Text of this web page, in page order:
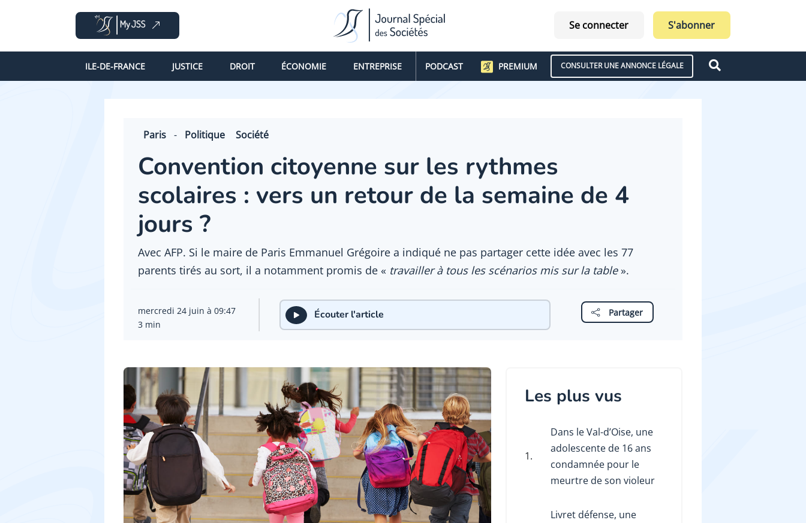
Se connecter S'abonner
ILE-DE-FRANCE JUSTICE DROIT ÉCONOMIE ENTREPRISE PODCAST PREMIUM CONSULTER UNE ANNONCE LÉGALE
Paris - Politique Société
Convention citoyenne sur les rythmes
scolaires : vers un retour de la semaine de 4
jours ?
Avec AFP. Si le maire de Paris Emmanuel Grégoire a indiqué ne pas partager cette idée avec les 77
parents tirés au sort, il a notamment promis de « travailler à tous les scénarios mis sur la table ».
mercredi 24 juin à 09:47
3 min
Écouter l'article Partager
Les plus vus
1.
Dans le Val-d’Oise, une
adolescente de 16 ans
condamnée pour le
meurtre de son violeur
Livret défense, une